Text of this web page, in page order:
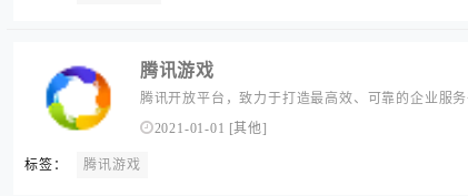
腾讯游戏
腾讯开放平台，致力于打造最高效、可靠的企业服
讯内部核心资源，在研发、设计、推广、营收转化
2021-01-01 [其他]
标签： 腾讯游戏